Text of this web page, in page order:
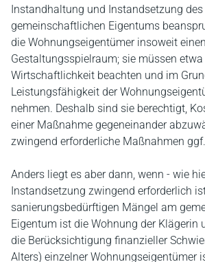
Instandhaltung und Instandsetzung des
gemeinschaftlichen Eigentums
die Wohnungseigentümer insoweit einen
Gestaltungsspielraum; sie müssen
Wirtschaftlichkeit beachten und im
Leistungsfähigkeit der
nehmen. Deshalb sind sie berechtigt,
einer Maßnahme gegeneinander
zwingend erforderliche Maßnahmen
Anders liegt es aber dann, wenn - wie
Instandsetzung zwingend erforderlich
sanierungsbedürftigen Mängel am
Eigentum ist die Wohnung der Klägerin
die Berücksichtigung finanzieller
Alters) einzelner Wohnungseigentümer